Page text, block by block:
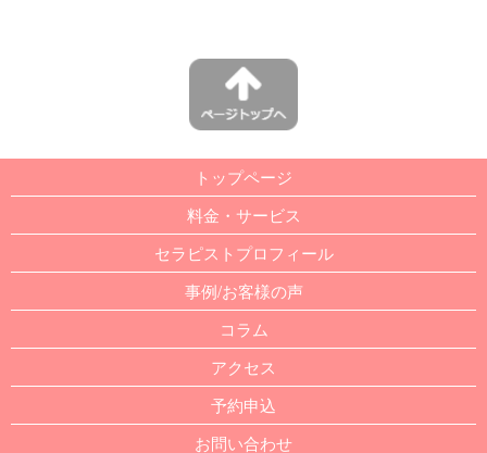
トップページ
料金・サービス
セラピストプロフィール
事例/お客様の声
コラム
アクセス
予約申込
お問い合わせ